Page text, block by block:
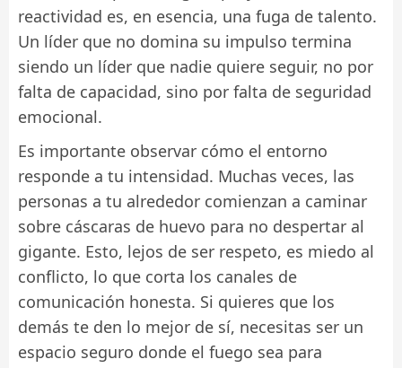
reactividad es, en esencia, una fuga de talento.
Un líder que no domina su impulso termina
siendo un líder que nadie quiere seguir, no por
falta de capacidad, sino por falta de seguridad
emocional.
Es importante observar cómo el entorno
responde a tu intensidad. Muchas veces, las
personas a tu alrededor comienzan a caminar
sobre cáscaras de huevo para no despertar al
gigante. Esto, lejos de ser respeto, es miedo al
conflicto, lo que corta los canales de
comunicación honesta. Si quieres que los
demás te den lo mejor de sí, necesitas ser un
espacio seguro donde el fuego sea para